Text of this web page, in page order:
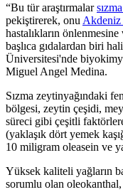
“Bu tür araştırmalar
pekiştirerek, onu Akdeniz
hastalıkların
başlıca gıdalardan biri
Üniversitesi'nde
Miguel Angel Medina.
Sızma zeytinyağındaki
bölgesi, zeytin çeşidi,
süreci gibi çeşitli
(yaklaşık dört yemek
10 miligram oleasein ve
Yüksek kaliteli yağların
sorumlu olan